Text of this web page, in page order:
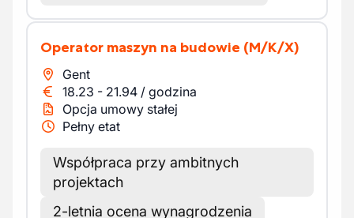
Operator maszyn na budowie (M/K/X)
Gent
18.23 - 21.94 / godzina
Opcja umowy stałej
Pełny etat
Współpraca przy ambitnych
projektach
2-letnia ocena wynagrodzenia